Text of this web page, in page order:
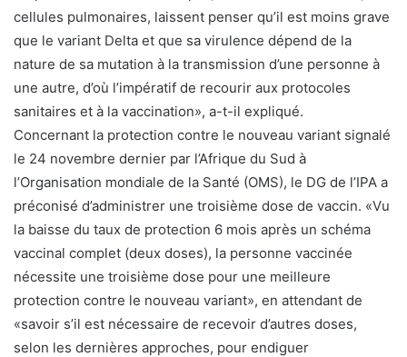
cellules pulmonaires, laissent penser qu’il est moins grave
que le variant Delta et que sa virulence dépend de la
nature de sa mutation à la transmission d’une personne à
une autre, d’où l’impératif de recourir aux protocoles
sanitaires et à la vaccination», a-t-il expliqué.
Concernant la protection contre le nouveau variant signalé
le 24 novembre dernier par l’Afrique du Sud à
l’Organisation mondiale de la Santé (OMS), le DG de l’IPA a
préconisé d’administrer une troisième dose de vaccin. «Vu
la baisse du taux de protection 6 mois après un schéma
vaccinal complet (deux doses), la personne vaccinée
nécessite une troisième dose pour une meilleure
protection contre le nouveau variant», en attendant de
«savoir s’il est nécessaire de recevoir d’autres doses,
selon les dernières approches, pour endiguer